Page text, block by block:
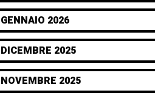
GENNAIO 2026
DICEMBRE 2025
NOVEMBRE 2025